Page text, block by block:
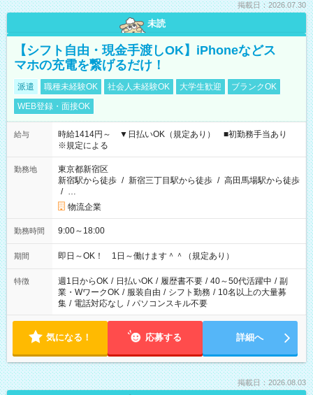
掲載日：2026.07.30
未読
【シフト自由・現金手渡しOK】iPhoneなどス
マホの充電を繋げるだけ！
派遣 職種未経験OK 社会人未経験OK 大学生歓迎
ブランクOK
WEB登録・面接OK
給与
時給1414円～ ▼日払いOK（規定あり） ■初勤務手当あり
※規定による
勤務地
東京都新宿区
新宿駅から徒歩 / 新宿三丁目駅から徒歩 / 高田馬場駅から徒歩
/ …
物流企業
勤務時間 9:00～18:00
期間 即日～OK！ 1日～働けます＾＾（規定あり）
特徴 週1日からOK / 日払いOK / 履歴書不要 / 40～50代活躍中 / 副
業・WワークOK / 服装自由 / シフト勤務 / 10名以上の大量募
集 / 電話対応なし / パソコンスキル不要
気になる！ 応募する 詳細へ
掲載日：2026.08.03